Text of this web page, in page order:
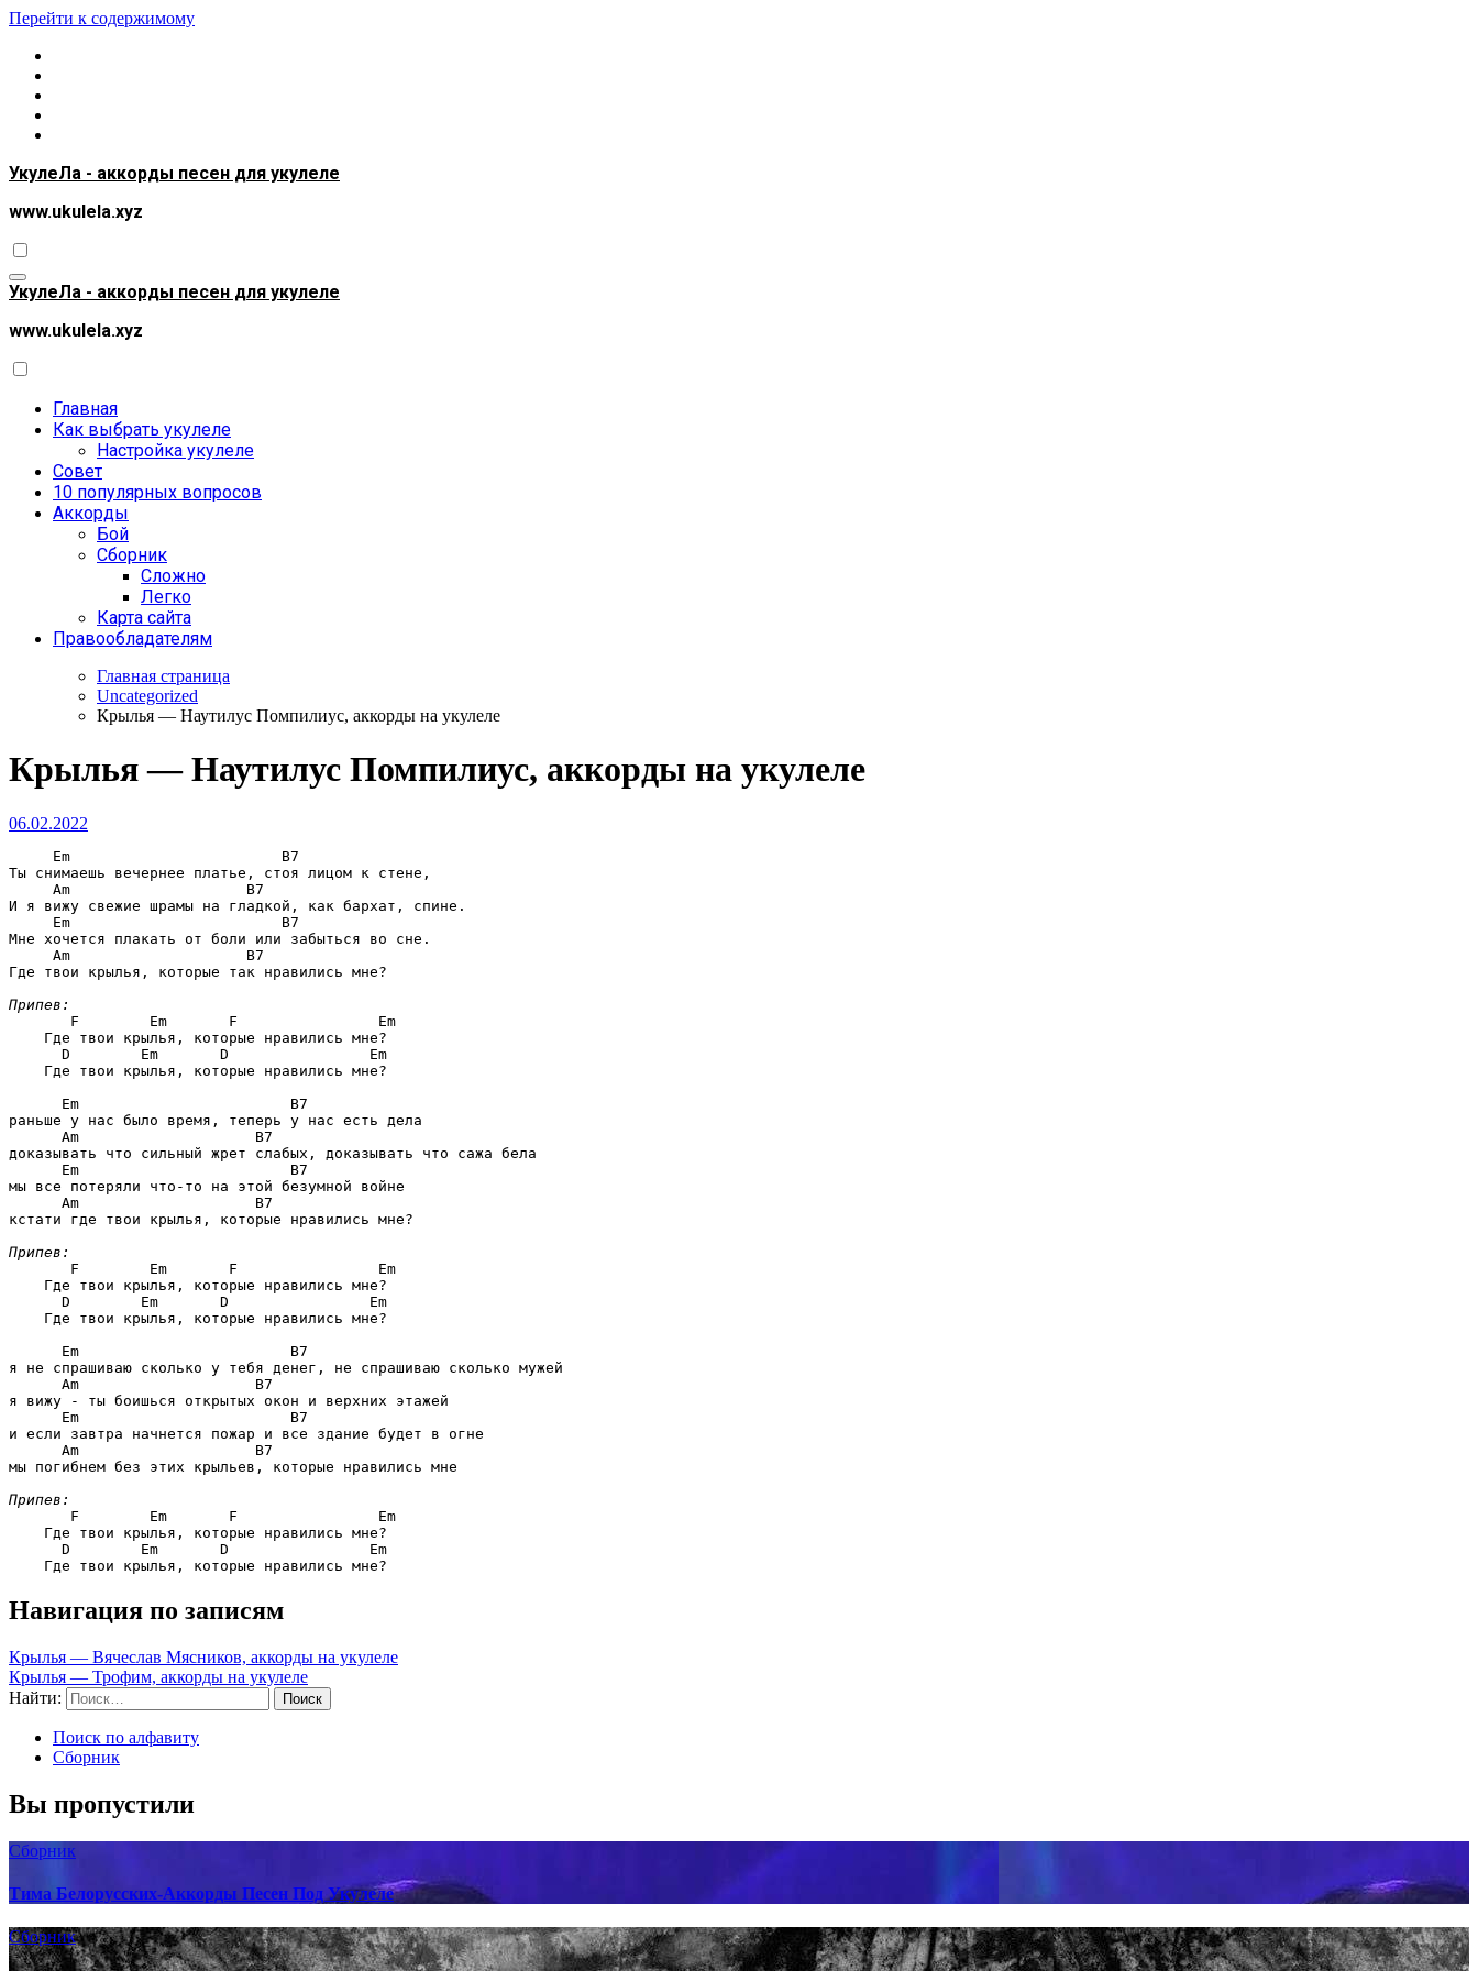
Перейти к содержимому
УкулеЛа - аккорды песен для укулеле
www.ukulela.xyz
УкулеЛа - аккорды песен для укулеле
www.ukulela.xyz
Главная
Как выбрать укулеле
Настройка укулеле
Совет
10 популярных вопросов
Аккорды
Бой
Сборник
Сложно
Легко
Карта сайта
Правообладателям
Главная страница
Uncategorized
Крылья — Наутилус Помпилиус, аккорды на укулеле
Крылья — Наутилус Помпилиус, аккорды на укулеле
06.02.2022
Em                        B7
Ты снимаешь вечернее платье, стоя лицом к стене,
Am                    B7
И я вижу свежие шрамы на гладкой, как бархат, спине.
Em                        B7
Мне хочется плакать от боли или забыться во сне.
Am                    B7
Где твои крылья, которые так нравились мне?
Припев:
F        Em       F                Em
    Где твои крылья, которые нравились мне?
D        Em       D                Em
    Где твои крылья, которые нравились мне?
Em                        B7
раньше y нас было время, теперь y нас есть дела
Am                    B7
доказывать что сильный жрет слабых, доказывать что сажа бела
Em                        B7
мы все потеряли что-то на этой безумной войне
Am                    B7
кстати где твои крылья, которые нравились мне?
Припев:
F        Em       F                Em
    Где твои крылья, которые нравились мне?
D        Em       D                Em
    Где твои крылья, которые нравились мне?
Em                        B7
я не спрашиваю сколько y тебя денег, не спрашиваю сколько мужей
Am                    B7
я вижу - ты боишься открытых окон и верхних этажей
Em                        B7
и если завтра начнется пожар и все здание будет в огне
Am                    B7
мы погибнем без этих крыльев, которые нравились мне
Припев:
F        Em       F                Em
    Где твои крылья, которые нравились мне?
D        Em       D                Em
Навигация по записям
Крылья — Вячеслав Мясников, аккорды на укулеле
Крылья — Трофим, аккорды на укулеле
Найти:
Поиск по алфавиту
Сборник
Вы пропустили
Сборник
Тима Белорусских-Аккорды Песен Под Укулеле
Сборник